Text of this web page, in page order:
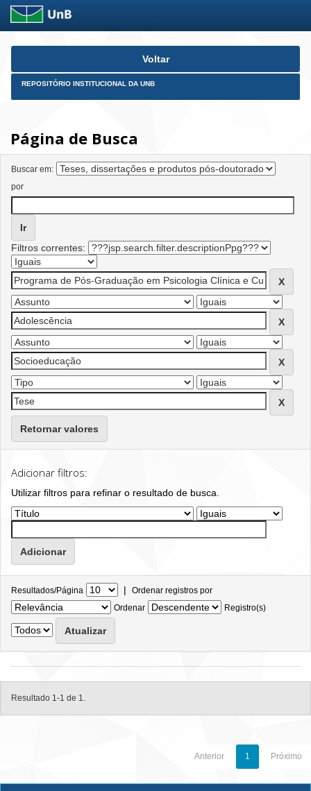
Skip
Voltar
REPOSITÓRIO INSTITUCIONAL DA UNB
Página de Busca
Buscar em:
por
Filtros correntes:
Retornar valores
Adicionar filtros:
Utilizar filtros para refinar o resultado de busca.
Resultados/Página | Ordenar registros por
Ordenar
Registro(s)
Resultado 1-1 de 1.
Anterior 1 Próximo